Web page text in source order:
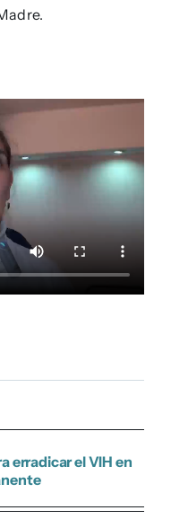
erradicar el VIH en